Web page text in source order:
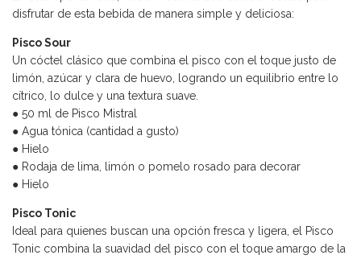
disfrutar de esta bebida de manera simple y deliciosa:
Pisco Sour
Un cóctel clásico que combina el pisco con el toque justo de
limón, azúcar y clara de huevo, logrando un equilibrio entre lo
cítrico, lo dulce y una textura suave.
● 50 ml de Pisco Mistral
● Agua tónica (cantidad a gusto)
● Hielo
● Rodaja de lima, limón o pomelo rosado para decorar
● Hielo
Pisco Tonic
Ideal para quienes buscan una opción fresca y ligera, el Pisco
Tonic combina la suavidad del pisco con el toque amargo de la